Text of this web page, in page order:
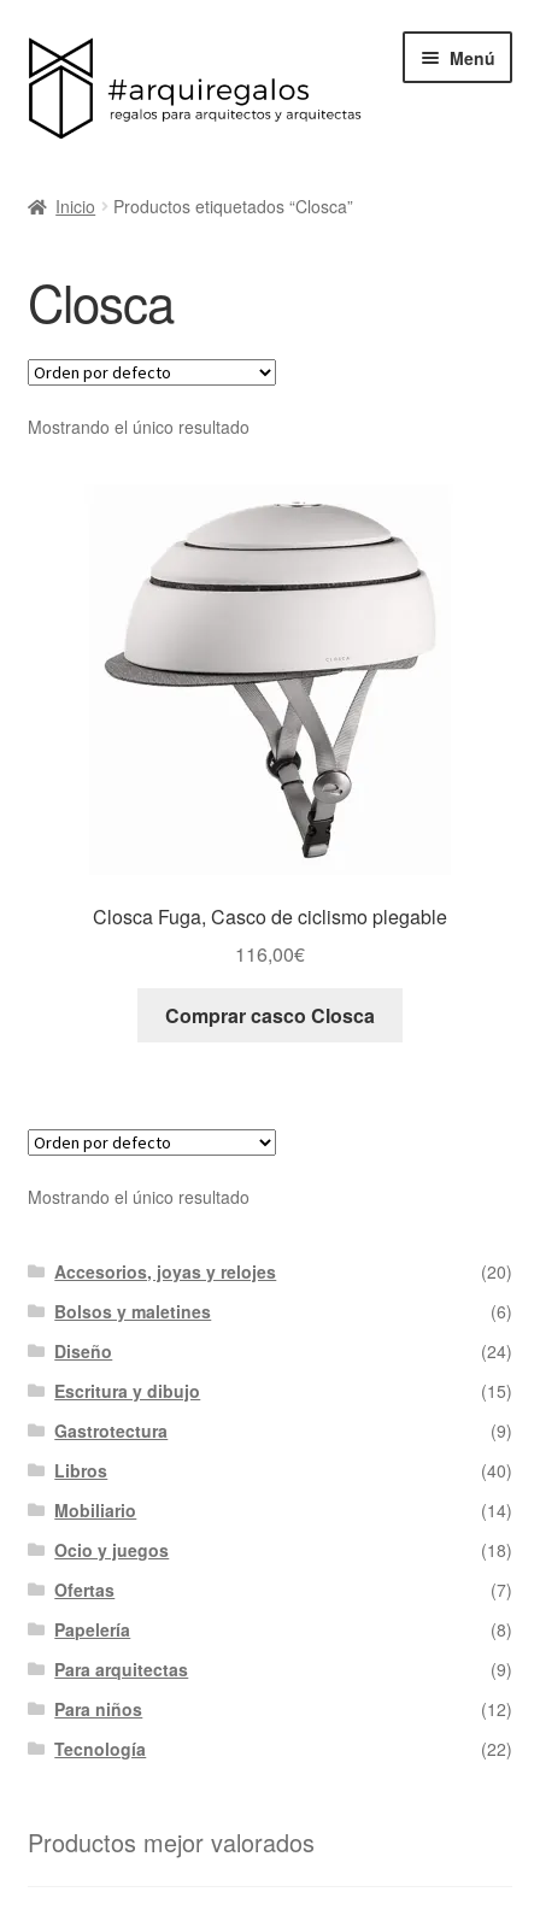
Menú
BLACK FRIDAY
Blog
Acerca de ArquiRegalos
Inicio Productos etiquetados “Closca”
Closca
Mostrando el único resultado
Closca Fuga, Casco de ciclismo plegable
116,00€
Comprar casco Closca
Mostrando el único resultado
Accesorios, joyas y relojes
(20)
Bolsos y maletines
(6)
Diseño
(24)
Escritura y dibujo
(15)
Gastrotectura
(9)
Libros
(40)
Mobiliario
(14)
Ocio y juegos
(18)
Ofertas
(7)
Papelería
(8)
Para arquitectas
(9)
Para niños
(12)
Tecnología
(22)
Productos mejor valorados